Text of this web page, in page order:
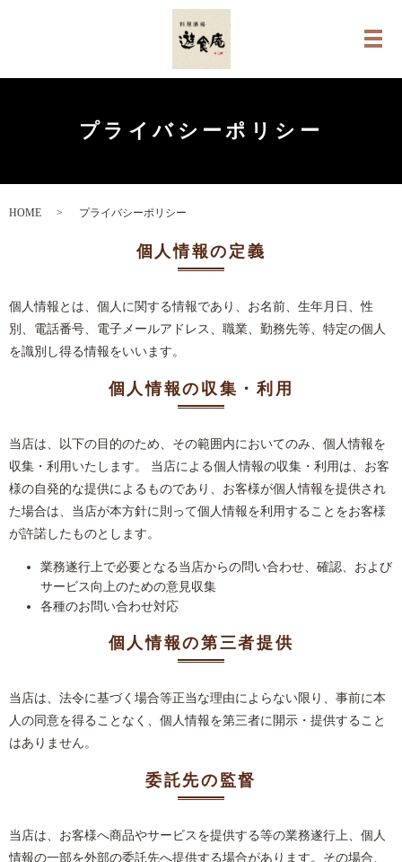
メ
プライバシーポリシー
HOME プライバシーポリシー
個人情報の定義
個人情報とは、個人に関する情報であり、お名前、生年月日、性
別、電話番号、電子メールアドレス、職業、勤務先等、特定の個人
を識別し得る情報をいいます。
個人情報の収集・利用
当店は、以下の目的のため、その範囲内においてのみ、個人情報を
収集・利用いたします。 当店による個人情報の収集・利用は、お客
様の自発的な提供によるものであり、お客様が個人情報を提供され
た場合は、当店が本方針に則って個人情報を利用することをお客様
が許諾したものとします。
業務遂行上で必要となる当店からの問い合わせ、確認、および
サービス向上のための意見収集
各種のお問い合わせ対応
個人情報の第三者提供
当店は、法令に基づく場合等正当な理由によらない限り、事前に本
人の同意を得ることなく、個人情報を第三者に開示・提供すること
はありません。
委託先の監督
当店は、お客様へ商品やサービスを提供する等の業務遂行上、個人
情報の一部を外部の委託先へ提供する場合があります。その場合、